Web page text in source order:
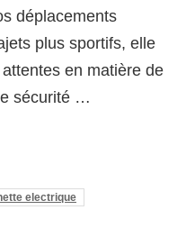
déplacements
plus sportifs, elle
en matière de
sécurité …
electrique